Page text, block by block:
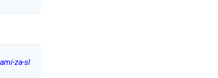
za-sl